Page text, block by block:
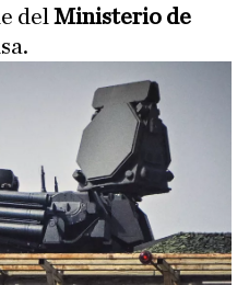
del Ministerio de